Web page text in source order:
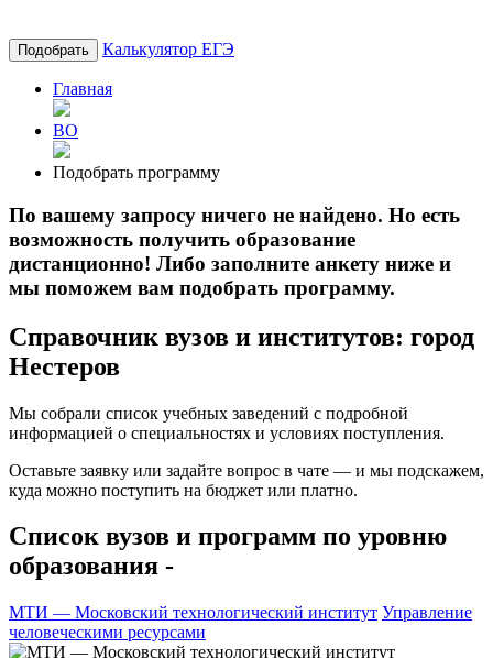
Подобрать Калькулятор ЕГЭ
Главная
ВО
Подобрать программу
По вашему запросу ничего не найдено. Но есть
возможность получить образование
дистанционно! Либо заполните анкету ниже и
мы поможем вам подобрать программу.
Справочник вузов и институтов: город
Нестеров
Мы собрали список учебных заведений с подробной
информацией о специальностях и условиях поступления.
Оставьте заявку или задайте вопрос в чате — и мы подскажем,
куда можно поступить на бюджет или платно.
Список вузов и программ по уровню
образования -
МТИ — Московский технологический институт Управление
человеческими ресурсами